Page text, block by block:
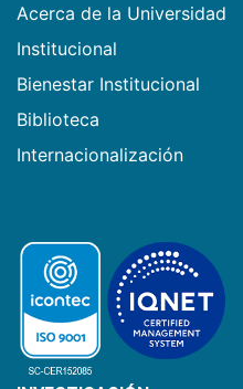
Acerca de la Universidad
Institucional
Bienestar Institucional
Biblioteca
Internacionalización